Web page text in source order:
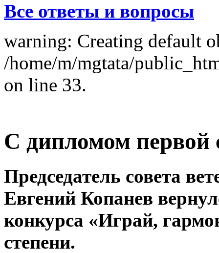
Все ответы и вопросы
warning: Creating default
/home/m/mgtata/
on line 33.
С дипломом первой
Председатель совета
Евгений Копанев
конкурса «Играй,
степени.